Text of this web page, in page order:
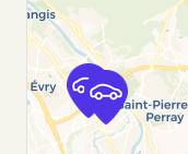
VERT-ST-DENIS
240 RUE DE
VERT-ST-DENIS,
Voir l'agence